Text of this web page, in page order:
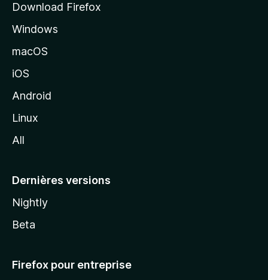
l
d
o
z
l
Download Firefox
Windows
macOS
iOS
Android
Linux
All
Dernières versions
Nightly
Beta
Firefox pour entreprise